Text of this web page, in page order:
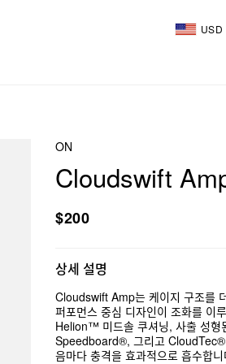
USD
ON
Cloudswift
$200
상세 설명
Cloudswift Amp는 케이지 구조를
퍼포먼스 중심 디자인이 조화를 이
Helion™ 미드솔 쿠셔닝, 사출 성형
Speedboard®, 그리고 CloudTec®
음마다 충격을 효과적으로 흡수합니